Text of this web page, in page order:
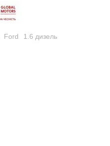
Ford 1.6 дизель